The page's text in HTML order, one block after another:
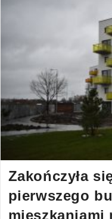
Zakończyła
pierwszego
mieszkaniami